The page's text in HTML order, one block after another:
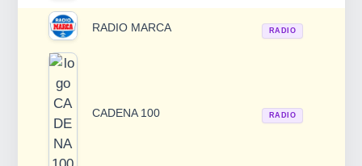
RADIO MARCA RADIO
CADENA 100 RADIO